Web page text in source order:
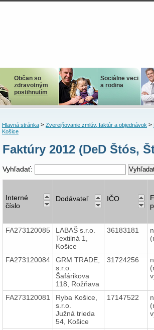
Občan so
zdravotným
postihnutím
Sociálne veci
a rodina
Hlavná stránka> Zverejňovanie zmlúv, faktúr a objednávok>
Košice
Faktúry 2012 (DeD Štós,
Vyhľadať:
Interné
číslo
Dodávateľ IČO
FA273120085
LABAŠ s.r.o.
Textilná 1,
Košice
36183181
FA273120084
GRM TRADE,
s.r.o.
Šafárikova
118, Rožňava
31724256
FA273120081
Ryba Košice,
s.r.o.
Južná trieda
54, Košice
17147522